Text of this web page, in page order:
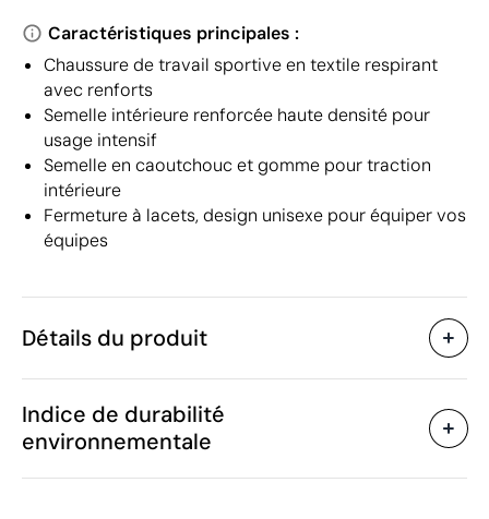
Caractéristiques principales :
Chaussure de travail sportive en textile respirant
avec renforts
Semelle intérieure renforcée haute densité pour
usage intensif
Semelle en caoutchouc et gomme pour traction
intérieure
Fermeture à lacets, design unisexe pour équiper vos
équipes
Détails du produit
Caractéristiques
Code du produit
Quantité minimum
Poids
1250 g
Indice de durabilité
environnementale